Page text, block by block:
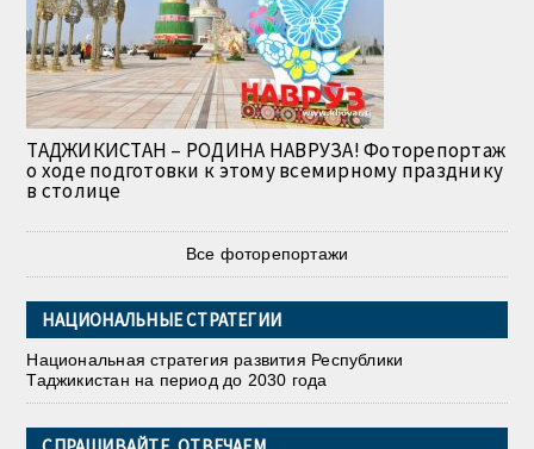
ТАДЖИКИСТАН – РОДИНА НАВРУЗА! Фоторепортаж
о ходе подготовки к этому всемирному празднику
в столице
Все фоторепортажи
НАЦИОНАЛЬНЫЕ СТРАТЕГИИ
Национальная стратегия развития Республики
Таджикистан на период до 2030 года